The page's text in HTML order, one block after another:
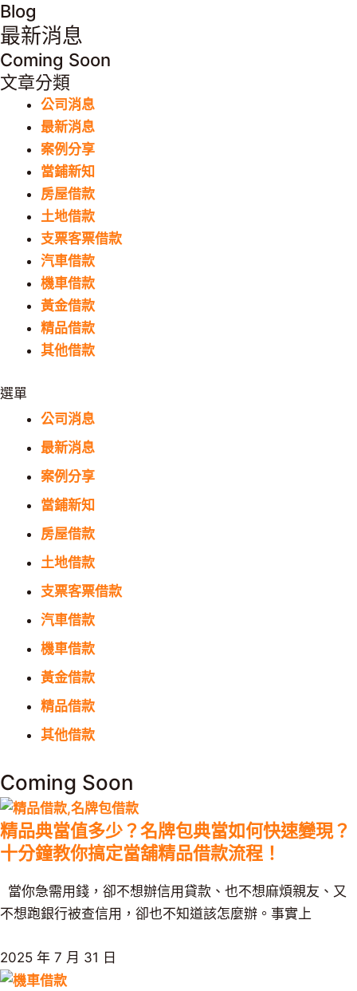
Blog
最新消息
Coming Soon
文章分類
公司消息
最新消息
案例分享
當鋪新知
房屋借款
土地借款
支票客票借款
汽車借款
機車借款
黃金借款
精品借款
其他借款
選單
公司消息
最新消息
案例分享
當鋪新知
房屋借款
土地借款
支票客票借款
汽車借款
機車借款
黃金借款
精品借款
其他借款
Coming Soon
精品典當值多少？名牌包典當如何快速變現？
十分鐘教你搞定當舖精品借款流程！
當你急需用錢，卻不想辦信用貸款、也不想麻煩親友、又
不想跑銀行被查信用，卻也不知道該怎麼辦。事實上
2025 年 7 月 31 日